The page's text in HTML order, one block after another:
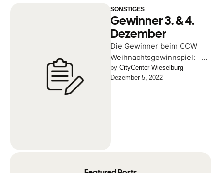
SONSTIGES
Gewinner 3. & 4.
Dezember
Die Gewinner beim CCW
Weihnachtsgewinnspiel: 3.
Dezember: Gabriele Höfler
4. Dezember: Stefan
by CityCenter Wieselburg
Dezember 5, 2022